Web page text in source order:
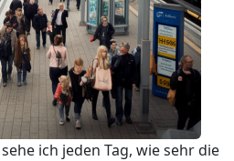
ich jeden Tag, wie sehr die